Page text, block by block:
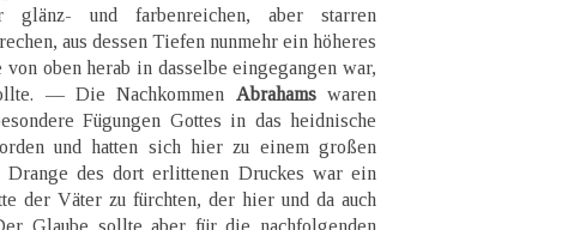
glänz- und farbenreichen, aber starren
aus dessen Tiefen nunmehr ein höheres
von oben herab in dasselbe eingegangen war,
— Die Nachkommen Abrahamswaren
Fügungen Gottes in das heidnische
und hatten sich hier zu einem großen
Drange des dort erlittenen Druckes war ein
der Väter zu fürchten, der hier und da auch
Glaube sollte aber für die nachfolgenden